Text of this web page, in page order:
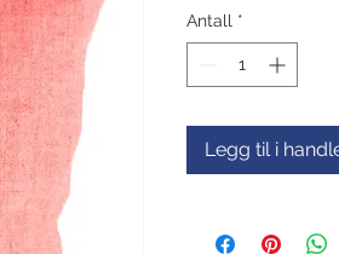
Antall *
Legg til i